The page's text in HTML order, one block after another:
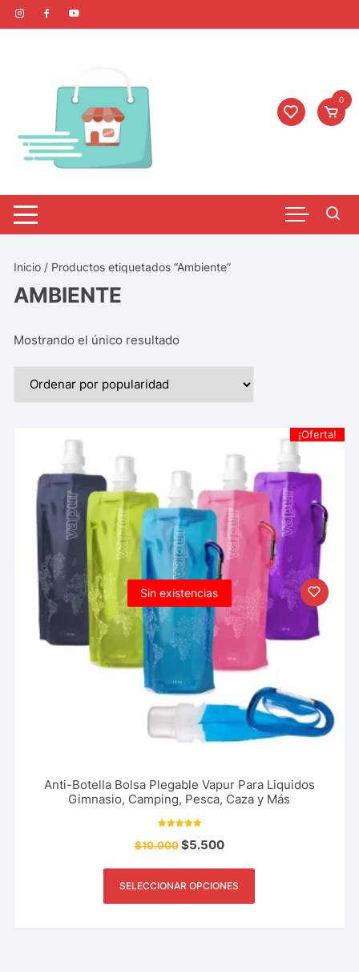
0
Inicio / Productos etiquetados “Ambiente”
AMBIENTE
Mostrando el único resultado
Sin existencias
¡Oferta!
Anti-Botella Bolsa Plegable Vapur Para Liquidos
Gimnasio, Camping, Pesca, Caza y Más
5.00
de 5
$10.000$5.500
SELECCIONAR OPCIONES